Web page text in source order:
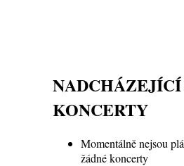
NADCHÁZEJÍCÍ
KONCERTY
Momentálně nejsou
žádné koncerty